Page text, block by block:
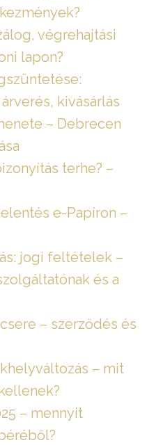
végrehajtási
lapon?
kivásárlás
– Debrecen
terhe? –
e-Papíron –
jogi feltételek –
és a
– szerződés és
– mit
– mennyit